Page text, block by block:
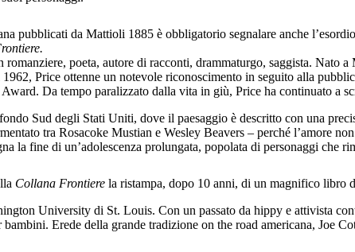
pubblicati da Mattioli 1885 è obbligatorio segnalare anche
romanziere, poeta, autore di racconti, drammaturgo, saggista.
Price ottenne un notevole riconoscimento in seguito alla
Da tempo paralizzato dalla vita in giù, Price ha continuato a
Sud degli Stati Uniti, dove il paesaggio è descritto con una
tra Rosacoke Mustian e Wesley Beavers – perché l’amore
la fine di un’adolescenza prolungata, popolata di personaggi che
Collana Frontiere la ristampa, dopo 10 anni, di un magnifico libro
University di St. Louis. Con un passato da hippy e attivista
Erede della grande tradizione on the road americana, Joe